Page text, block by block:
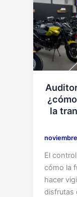
la
El
cómo la
hacer
disfrutas